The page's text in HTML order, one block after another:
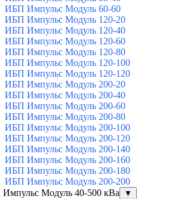
ИБП Импульс Модуль 60-60
ИБП Импульс Модуль 120-20
ИБП Импульс Модуль 120-40
ИБП Импульс Модуль 120-60
ИБП Импульс Модуль 120-80
ИБП Импульс Модуль 120-100
ИБП Импульс Модуль 120-120
ИБП Импульс Модуль 200-20
ИБП Импульс Модуль 200-40
ИБП Импульс Модуль 200-60
ИБП Импульс Модуль 200-80
ИБП Импульс Модуль 200-100
ИБП Импульс Модуль 200-120
ИБП Импульс Модуль 200-140
ИБП Импульс Модуль 200-160
ИБП Импульс Модуль 200-180
ИБП Импульс Модуль 200-200
Модуль 40-500 кВа
▼